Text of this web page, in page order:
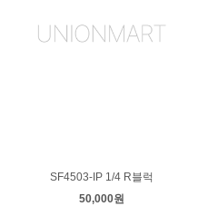
SF4503-IP 1/4 R블럭
50,000원